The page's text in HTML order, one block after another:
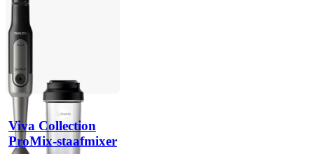
Viva Collection
ProMix-staafmixer